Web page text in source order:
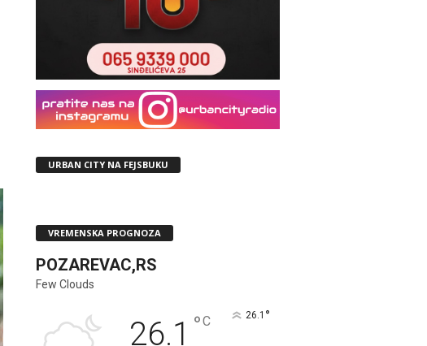
URBAN CITY NA FEJSBUKU
VREMENSKA PROGNOZA
POZAREVAC,RS
Few Clouds
26.1 °C 26.1 °